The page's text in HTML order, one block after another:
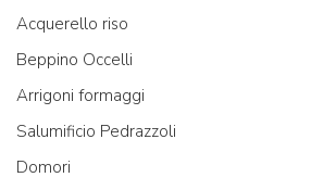
Acquerello riso
Beppino Occelli
Arrigoni formaggi
Salumificio Pedrazzoli
Domori